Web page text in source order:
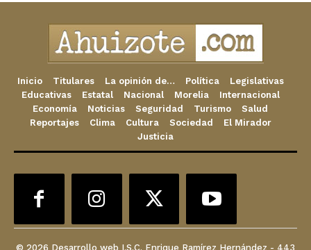
Inicio Titulares La opinión de… Política
Legislativas
Educativas
Estatal Nacional Morelia
Internacional
Economía
Noticias Seguridad Turismo
Salud
Reportajes
Clima Cultura Sociedad
El Mirador
Justicia
© 2026 Desarrollo web I.S.C. Enrique Ramírez Hernández - 443